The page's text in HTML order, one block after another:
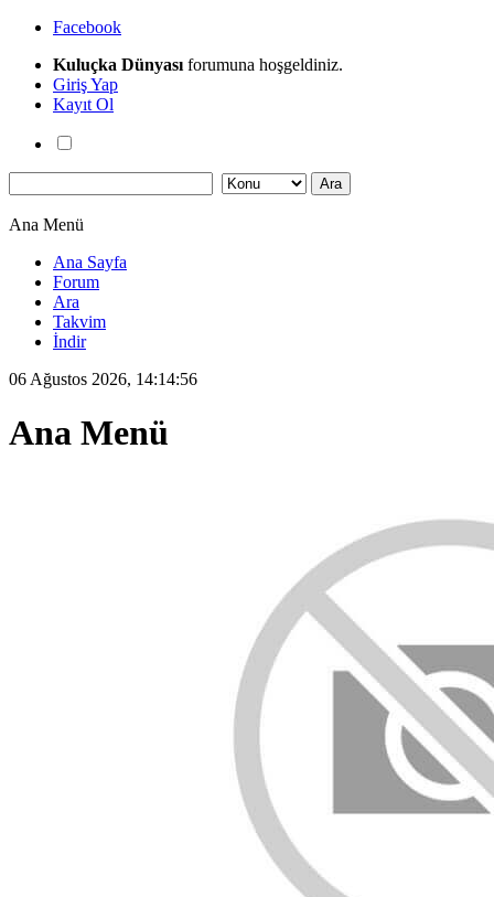
Facebook
Kuluçka Dünyası forumuna hoşgeldiniz.
Giriş Yap
Kayıt Ol
Ana Menü
Ana Sayfa
Forum
Ara
Takvim
İndir
06 Ağustos 2026, 14:14:56
Ana Menü